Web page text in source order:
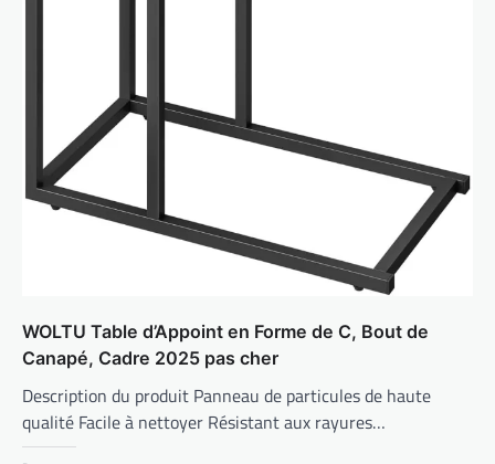
WOLTU Table d’Appoint en Forme de C, Bout de
Canapé, Cadre 2025 pas cher
Description du produit Panneau de particules de haute
qualité Facile à nettoyer Résistant aux rayures…